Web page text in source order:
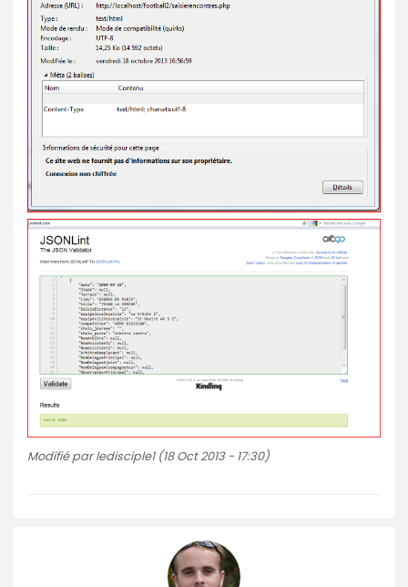
Modifié par ledisciple1 (18 Oct 2013 - 17:30)